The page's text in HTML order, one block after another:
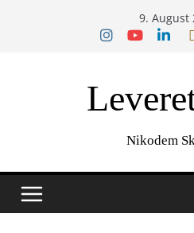
9. August
Nikodem